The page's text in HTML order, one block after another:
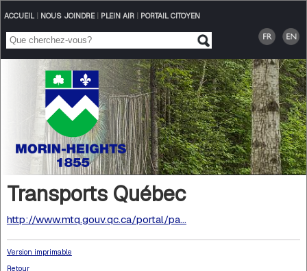
ACCUEIL| NOUS JOINDRE| PLEIN AIR| PORTAIL CITOYEN
Transports Québec
http://www.mtq.gouv.qc.ca/portal/pa...
Version imprimable
Retour